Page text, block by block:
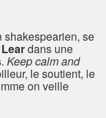
shakespearien, se
dans une
Keep calm and
le soutient, le
on veille